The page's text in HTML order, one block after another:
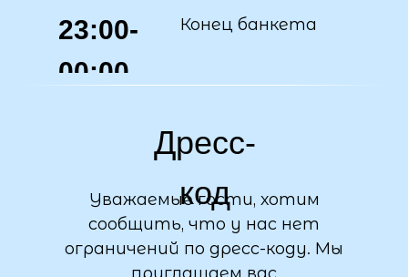
23:00-
00:00
Конец банкета
Дресс-
код
Уважаемые гости, хотим
сообщить, что у нас нет
ограничений по дресс-коду. Мы